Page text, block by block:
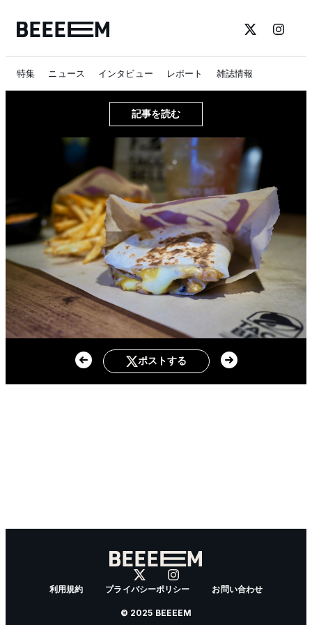
特集 ニュース インタビュー レポート 雑誌情報
記事を読む
ポストする
利用規約 プライバシーポリシー お問い合わせ
© 2025 BEEEEM